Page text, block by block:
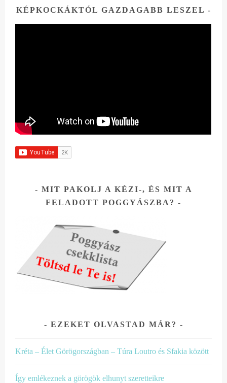
KÉPKOCKÁKTÓL GAZDAGABB LESZEL
MIT PAKOLJ A KÉZI-, ÉS MIT A
FELADOTT POGGYÁSZBA?
EZEKET OLVASTAD MÁR?
Kréta – Élet Görögországban – Túra Loutro és Sfakia között
Így emlékeznek a görögök elhunyt szeretteikre